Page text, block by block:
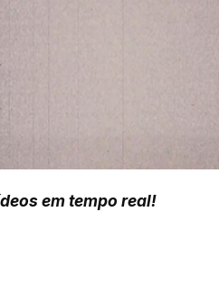
em tempo real!